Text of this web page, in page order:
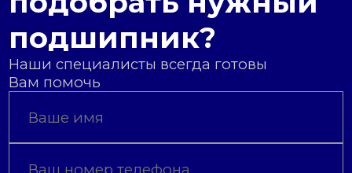
подшипник?
Наши специалисты всегда готовы
Вам помочь